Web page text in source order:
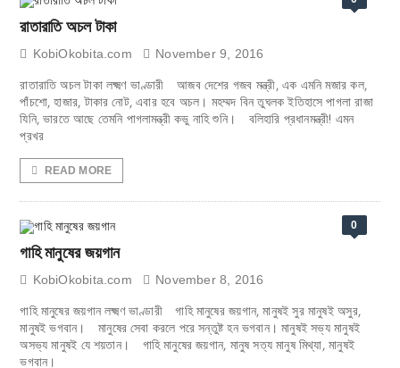
রাতারাতি অচল টাকা
KobiOkobita.com November 9, 2016
রাতারাতি অচল টাকা লক্ষ্মণ ভাণ্ডারী আজব দেশের গজব মন্ত্রী, এক এমনি মজার কল,
পাঁচশো, হাজার, টাকার নোট, এবার হবে অচল। মহম্মদ বিন তুঘলক ইতিহাসে পাগলা রাজা
যিনি, ভারতে আছে তেমনি পাগলামন্ত্রী কভু নাহি শুনি। বলিহারি প্রধানমন্ত্রী! এমন
প্রখর
READ MORE
0
গাহি মানুষের জয়গান
KobiOkobita.com November 8, 2016
­­­­­গাহি মানুষের জয়গান লক্ষ্মণ ভাণ্ডারী গাহি মানুষের জয়গান, মানুষই সুর মানুষই অসুর,
মানুষই ভগবান। মানুষের সেবা করলে পরে সন্তুষ্ট হন ভগবান। মানুষই সভ্য মানুষই
অসভ্য মানুষই যে শয়তান। গাহি মানুষের জয়গান, মানুষ সত্য মানুষ মিথ্যা, মানুষই
ভগবান।